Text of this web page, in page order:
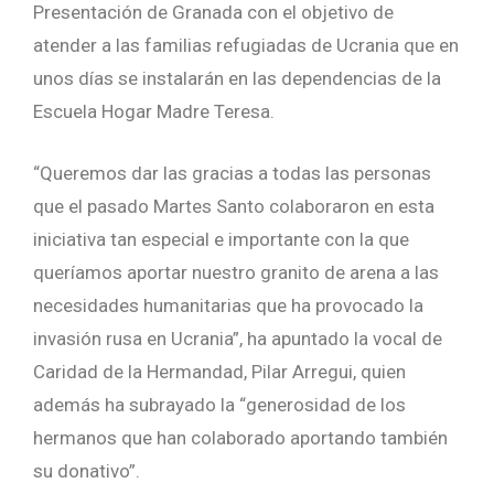
Presentación de Granada con el objetivo de
atender a las familias refugiadas de Ucrania que en
unos días se instalarán en las dependencias de la
Escuela Hogar Madre Teresa.
“Queremos dar las gracias a todas las personas
que el pasado Martes Santo colaboraron en esta
iniciativa tan especial e importante con la que
queríamos aportar nuestro granito de arena a las
necesidades humanitarias que ha provocado la
invasión rusa en Ucrania”, ha apuntado la vocal de
Caridad de la Hermandad, Pilar Arregui, quien
además ha subrayado la “generosidad de los
hermanos que han colaborado aportando también
su donativo”.